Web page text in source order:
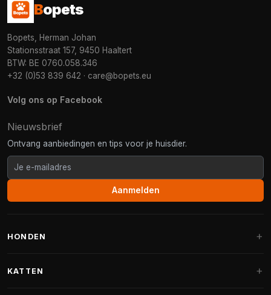
Bopets
Bopets, Herman Johan
Stationsstraat 157, 9450 Haaltert
BTW: BE 0760.058.346
+32 (0)53 839 642 · care@bopets.eu
Volg ons op Facebook
Nieuwsbrief
Ontvang aanbiedingen en tips voor je huisdier.
Aanmelden
HONDEN
KATTEN